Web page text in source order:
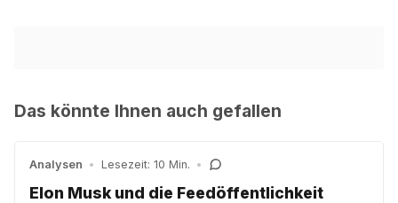
Das könnte Ihnen auch gefallen
Analysen • Lesezeit: 10 Min. •
Elon Musk und die Feedöffentlichkeit